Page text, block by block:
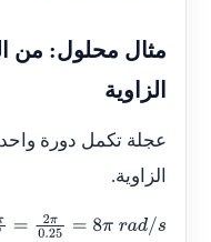
مثال محلول: من
الزاوية
الزاوية.
=2π 0.25 =8 πra d/s